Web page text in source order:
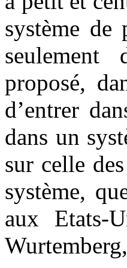
système de
seulement
proposé,
d’entrer
dans un
sur celle
système,
aux Etats-